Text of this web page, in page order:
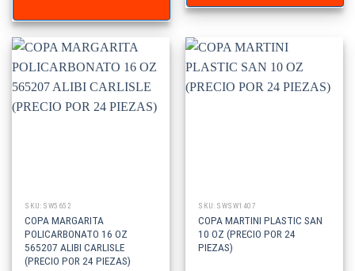
SKU: SW5652
COPA MARGARITA
POLICARBONATO 16 OZ
565207 ALIBI CARLISLE
(PRECIO POR 24 PIEZAS)
SKU: SWSW1407
COPA MARTINI PLASTIC SAN
10 OZ (PRECIO POR 24
PIEZAS)